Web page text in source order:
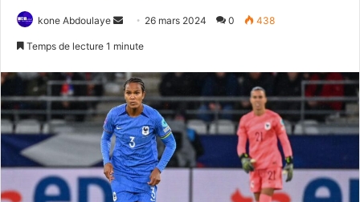
kone Abdoulaye
o
y
e
r
u
n
c
26 mars 2024 0 438
Temps de lecture 1 minute